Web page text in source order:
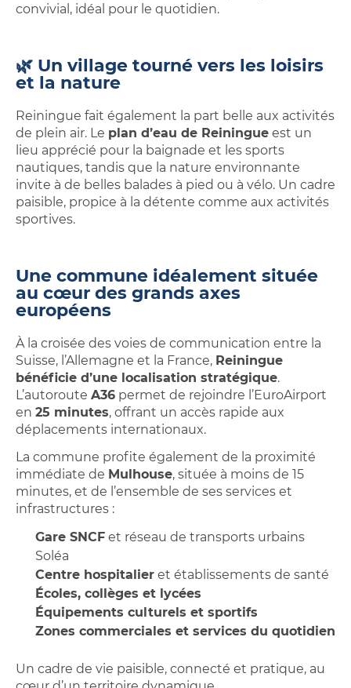
convivial, idéal pour le quotidien.
🌿 Un village tourné vers les loisirs
et la nature
Reiningue fait également la part belle aux activités
de plein air. Le plan d’eau de Reiningue est un
lieu apprécié pour la baignade et les sports
nautiques, tandis que la nature environnante
invite à de belles balades à pied ou à vélo. Un cadre
paisible, propice à la détente comme aux activités
sportives.
Une commune idéalement située
au cœur des grands axes
européens
À la croisée des voies de communication entre la
Suisse, l’Allemagne et la France, Reiningue
bénéficie d’une localisation stratégique.
L’autoroute A36 permet de rejoindre l’EuroAirport
en 25 minutes, offrant un accès rapide aux
déplacements internationaux.
La commune profite également de la proximité
immédiate de Mulhouse, située à moins de 15
minutes, et de l’ensemble de ses services et
infrastructures :
Gare SNCF et réseau de transports urbains
Soléa
Centre hospitalier et établissements de santé
Écoles, collèges et lycées
Équipements culturels et sportifs
Zones commerciales et services du quotidien
Un cadre de vie paisible, connecté et pratique, au